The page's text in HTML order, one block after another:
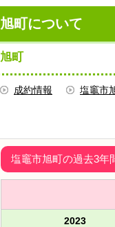
旭町について
旭町
成約情報 塩竈市
塩竈市旭町の過去3年
2023